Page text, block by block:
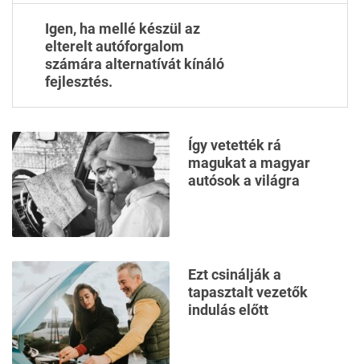
Igen, ha mellé készül az
elterelt autóforgalom
számára alternatívát kínáló
fejlesztés.
Így vetették rá
magukat a magyar
autósok a világra
Ezt csinálják a
tapasztalt vezetők
indulás előtt